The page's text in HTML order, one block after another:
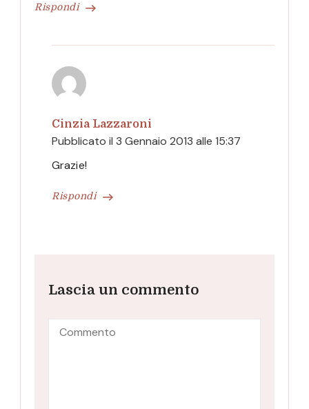
Rispondi
Cinzia Lazzaroni
Pubblicato il 3 Gennaio 2013 alle 15:37
Rispondi
Grazie!
Lascia un commento